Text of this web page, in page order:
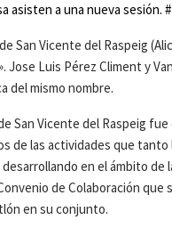
asisten a una nueva sesión.
San Vicente del Raspeig
Jose Luis Pérez Climent y
del mismo nombre.
San Vicente del Raspeig
de las actividades que tanto
en el ámbito
de Colaboración
en su conjunto.